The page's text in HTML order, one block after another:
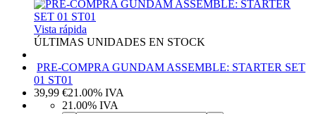
Vista rápida
ÚLTIMAS UNIDADES EN STOCK
PRE-COMPRA GUNDAM ASSEMBLE: STARTER SET
01 ST01
39,99 €21.00% IVA
21.00% IVA